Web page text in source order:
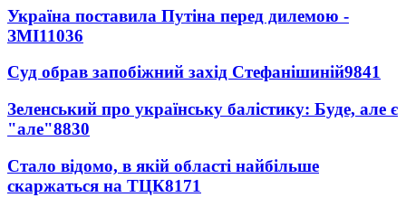
Україна поставила Путіна перед дилемою -
ЗМІ11036
Суд обрав запобіжний захід Стефанішиній9841
Зеленський про українську балістику: Буде, але є
"але"8830
Стало відомо, в якій області найбільше
скаржаться на ТЦК8171